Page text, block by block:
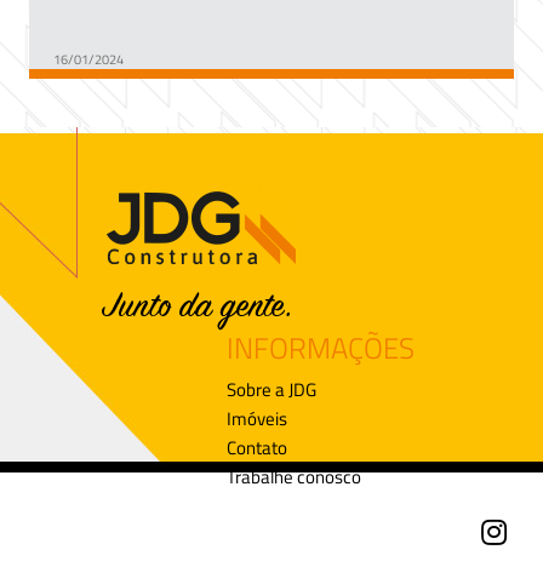
16/01/2024
INFORMAÇÕES
Sobre a JDG
Imóveis
Contato
Trabalhe conosco